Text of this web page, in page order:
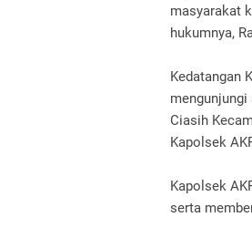
masyarakat
hukumnya,
Kedatangan
Ciasih
Kapolsek
Kapolsek
serta